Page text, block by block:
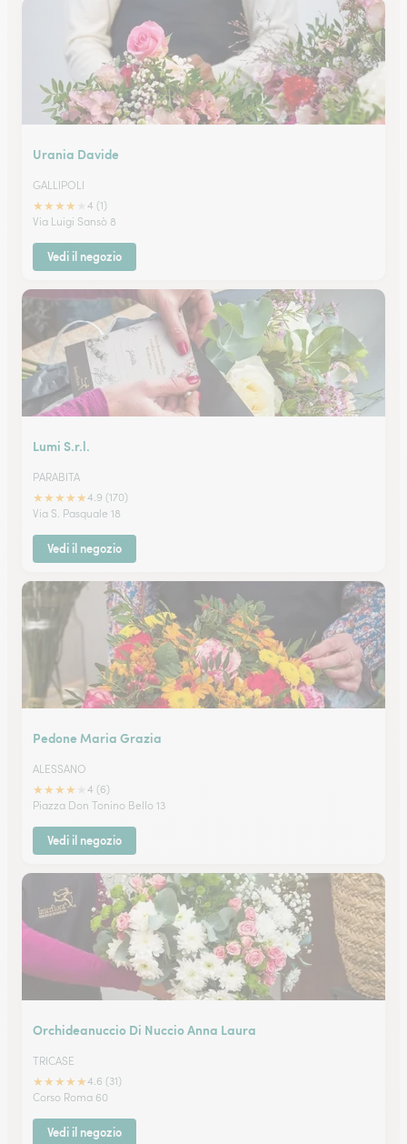
Urania Davide
GALLIPOLI
★★★★
4 (1)
Via Luigi Sansò 8
Vedi il negozio
Lumi S.r.l.
PARABITA
★★★★★4.9 (170)
Via S. Pasquale 18
Vedi il negozio
Pedone Maria Grazia
ALESSANO
★★★★
4 (6)
Piazza Don Tonino Bello 13
Vedi il negozio
Orchideanuccio Di Nuccio Anna Laura
TRICASE
★★★★★4.6 (31)
Corso Roma 60
Vedi il negozio